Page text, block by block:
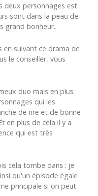
deux personnages est
sont dans la peau de
grand bonheur.
en suivant ce drama de
le conseiller, vous
duo mais en plus
qui les
de rire et de bonne
en plus de cela il y a
qui est très
cela tombe dans : je
qu'un épisode égale
principale si on peut